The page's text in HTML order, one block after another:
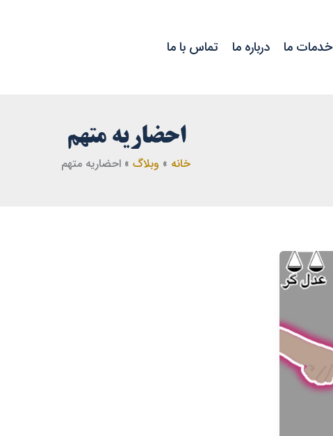
خدمات ما درباره ما تماس با ما
احضاریه متهم
خانه وبلاگ احضاریه متهم